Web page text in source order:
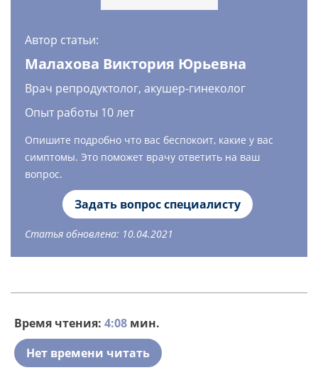
Автор статьи:
Малахова Виктория Юрьевна
Врач репродуктолог, акушер-гинеколог
Опыт работы 10 лет
Опишите подробно что вас беспокоит, какие у вас
симптомы. Это поможет врачу ответить на ваш
вопрос.
Задать вопрос специалисту
Статья обновлена: 10.04.2021
Время чтения: 4:08 мин.
Нет времени читать